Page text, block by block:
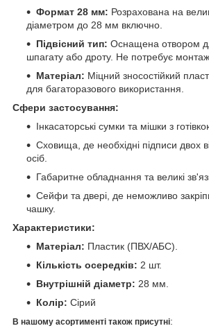
Формат 28 мм: Розрахована на
діаметром до 28 мм включно.
Підвісний тип: Оснащена отвором
шпагату або дроту. Не потребує
Матеріал: Міцний зносостійкий
для багаторазового використання.
Сфери застосування:
Інкасаторські сумки та мішки з
Сховища, де необхідні підписи двох
осіб.
Габаритне обладнання та великі
Сейфи та двері, де неможливо
чашку.
Характеристики:
Матеріал: Пластик (ПВХ/АБС).
Кількість осередків: 2 шт.
Внутрішній діаметр: 28 мм.
Колір: Сірий
В нашому асортименті також присутні: